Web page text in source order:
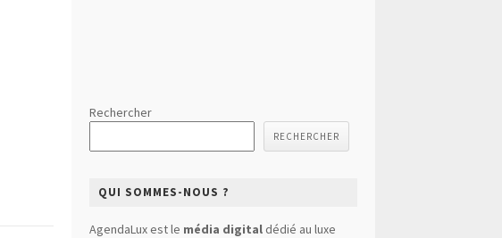
Rechercher
RECHERCHER
QUI SOMMES-NOUS ?
AgendaLux est le média digital dédié au luxe